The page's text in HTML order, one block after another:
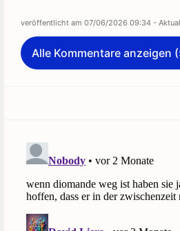
veröffentlicht am 07/06/2026 09:34 -
Alle Kommentare anzeigen